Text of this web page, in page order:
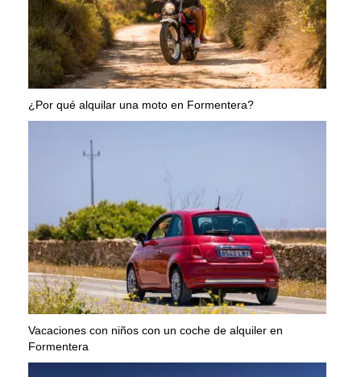
¿Por qué alquilar una moto en Formentera?
Vacaciones con niños con un coche de alquiler en
Formentera